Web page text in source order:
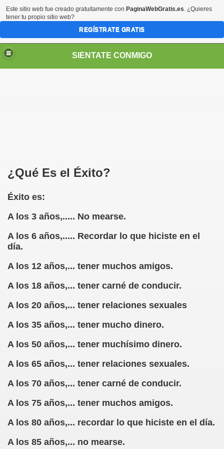
SIÉNTATE CONMIGO
¿Qué Es el Éxito?
Éxito es:
A los 3 años,..... No mearse.
A los 6 años,..... Recordar lo que hiciste en el
día.
A los 12 años,... tener muchos amigos.
A los 18 años,... tener carné de conducir.
A los 20 años,... tener relaciones sexuales
A los 35 años,... tener mucho dinero.
A los 50 años,... tener muchísimo dinero.
A los 65 años,... tener relaciones sexuales.
A los 70 años,... tener carné de conducir.
A los 75 años,... tener muchos amigos.
A los 80 años,... recordar lo que hiciste en el día.
A los 85 años,... no mearse.
(Camilo José Cela)
Español
Blanco)
Este sitio web fue creado gratuitamente con PaginaWebGratis.es. ¿Quieres
tener tu propio sitio web?
REGÍSTRATE GRATIS